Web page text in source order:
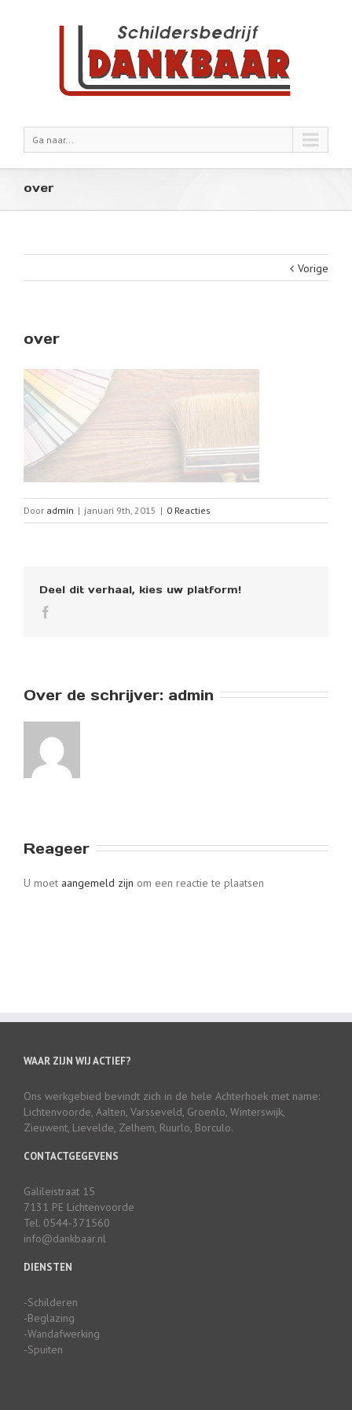
Ga naar...
over
Vorige
over
Door admin | januari 9th, 2015 | 0 Reacties
Deel dit verhaal, kies uw platform!
Over de schrijver: admin
Reageer
U moet aangemeld zijn om een reactie te plaatsen
WAAR ZIJN WIJ ACTIEF?
Ons werkgebied bevindt zich in de hele Achterhoek met name:
Lichtenvoorde, Aalten, Varsseveld, Groenlo, Winterswijk,
Zieuwent, Lievelde, Zelhem, Ruurlo, Borculo.
CONTACTGEGEVENS
Galileistraat 15
7131 PE Lichtenvoorde
Tel. 0544-371560
info@dankbaar.nl
DIENSTEN
-Schilderen
-Beglazing
-Wandafwerking
-Spuiten